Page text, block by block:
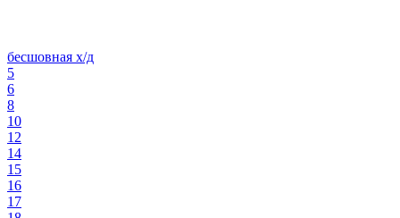
бесшовная х/д
5
6
8
10
12
14
15
16
17